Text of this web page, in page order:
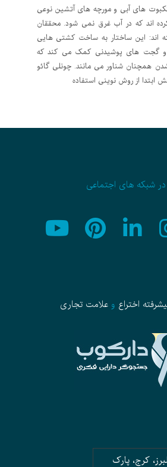
های آبی و مورچه های آتشین نوعی
اند که در آب غرق نمی شود. محققان
اند: این ساختار به ساخت کشتی هایی
گجت های پوشیدنی کمک می کند که
همچنان شناور می مانند. چونلی گائو
ابتدا از روش نوینی استفاده
شبکه های اجتماعی
اختراع وعلامت تجاری
کرج، پارک